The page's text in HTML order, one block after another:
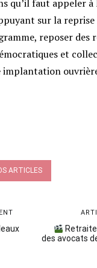
qu’il faut appeler
sur la
reposer des
et
ARTICLES
des avocats